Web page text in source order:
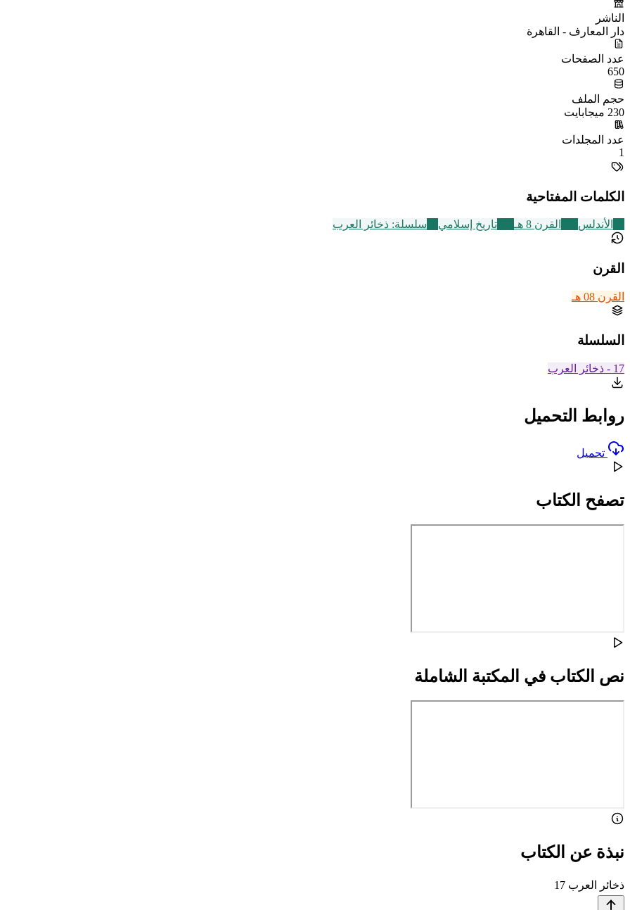
الناشر
دار المعارف - القاهرة
عدد الصفحات
650
حجم الملف
230 ميجابايت
عدد المجلدات
1
الكلمات المفتاحية
الأندلس القرن 8 هـ تاريخ إسلامي سلسلة: ذخائر العرب
القرن
القرن 08 هـ
السلسلة
17 - ذخائر العرب
روابط التحميل
تحميل
تصفح الكتاب
نص الكتاب في المكتبة الشاملة
نبذة عن الكتاب
ذخائر العرب 17